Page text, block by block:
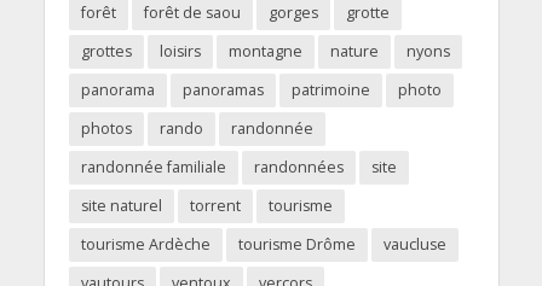
forêt
forêt de saou gorges
grotte
grottes
loisirs montagne nature
nyons
panorama
panoramas patrimoine
photo
photos
rando
randonnée
randonnée familiale
randonnées
site
site naturel
torrent
tourisme
tourisme Ardèche
tourisme Drôme
vaucluse